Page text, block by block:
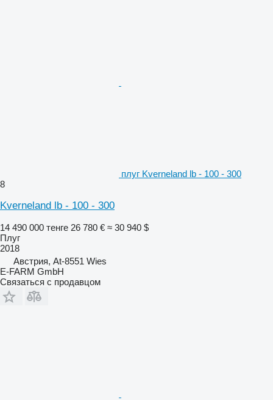
плуг Kverneland lb - 100 - 300
8
Kverneland lb - 100 - 300
14 490 000 тенге 26 780 € ≈ 30 940 $
Плуг
2018
Австрия, At-8551 Wies
E-FARM GmbH
Связаться с продавцом